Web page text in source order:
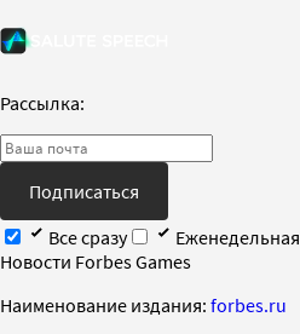
Рассылка:
Подписаться
Все сразу
Еженедельная
Новости Forbes Games
Наименование издания: forbes.ru